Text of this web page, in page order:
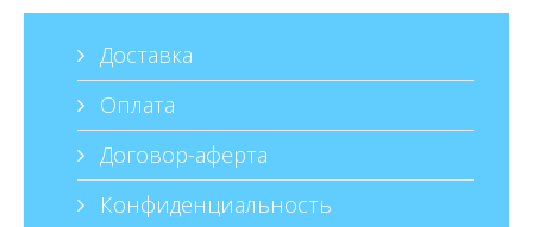
Доставка
Оплата
Договор-аферта
Конфиденциальность